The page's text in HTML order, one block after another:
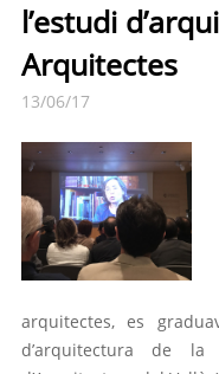
l’estudi
Arquitectes
13/06/17
arquitectes, es
d’arquitectura de la